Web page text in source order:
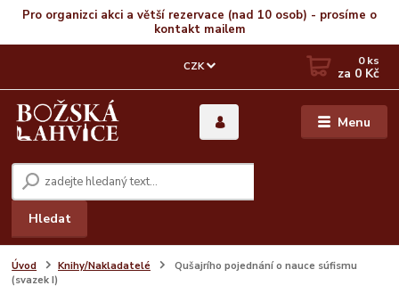
Pro organizci akci a větší rezervace (nad 10 osob) - prosíme o
kontakt mailem
Menu
CZK
Hledat
0ks
za 0 Kč
Úvod Knihy/Nakladatelé
Qušajrího pojednání o nauce súfismu
(svazek I)